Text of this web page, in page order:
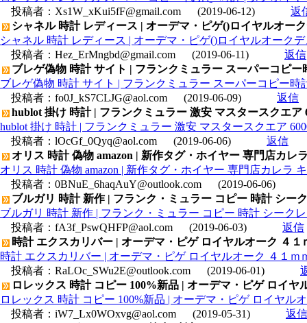
投稿者： Xs1W_xKui5fF@gmail.com (2019-06-12)
返
シャネル 時計 レディース | オーデマ・ピゲ()ロイヤルオー
シャネル 時計 レディース | オーデマ・ピゲ()ロイヤルオークデ
投稿者： Hez_ErMngbd@gmail.com (2019-06-11)
返信
ブレゲ偽物 時計 サイト | フランクミュラー スーパーコピ
ブレゲ偽物 時計 サイト | フランクミュラー スーパーコピー
投稿者： fo0J_kS7CLJG@aol.com (2019-06-09)
返信
hublot 掛け 時計 | フランクミュラー 激安 マスタースクエ
hublot 掛け 時計 | フランクミュラー 激安 マスタースクエア
投稿者： lOcGf_0Qyq@aol.com (2019-06-06)
返信
オリス 時計 偽物 amazon | 新作タグ・ホイヤー 専門店カ
オリス 時計 偽物 amazon | 新作タグ・ホイヤー 専門店カレラ
投稿者： 0BNuE_6haqAuY@outlook.com
(2019-06-06)
ブルガリ 時計 新作 | フランク・ミュラー コピー 時計 シー
ブルガリ 時計 新作 | フランク・ミュラー コピー 時計 シーク
投稿者： fA3f_PswQHFP@aol.com (2019-06-03)
返信
時計 エクスカリバー | オーデマ・ピゲ ロイヤルオーク ４１
時計 エクスカリバー | オーデマ・ピゲ ロイヤルオーク ４１ｍ
投稿者： RaLOc_SWu2E@outlook.com (2019-06-01)
ロレックス 時計 コピー 100%新品 | オーデマ・ピゲ ロイヤ
ロレックス 時計 コピー 100%新品 | オーデマ・ピゲ ロイヤル
投稿者： iW7_Lx0WOxvg@aol.com (2019-05-31)
返信